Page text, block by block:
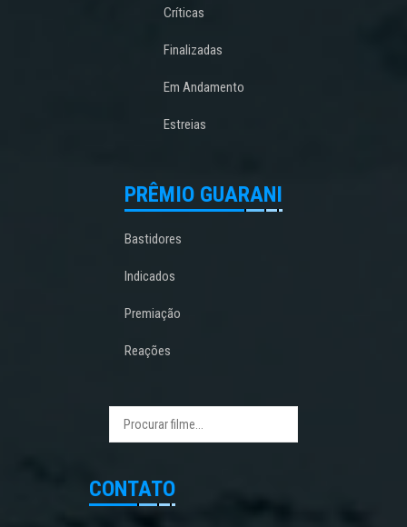
Críticas
Finalizadas
Em Andamento
Estreias
PRÊMIO GUARANI
Bastidores
Indicados
Premiação
Reações
CONTATO